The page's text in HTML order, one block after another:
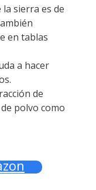
sierra es de
en tablas
a hacer
de
polvo como